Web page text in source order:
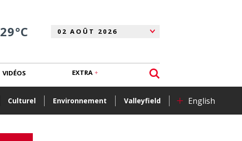
29°C
Culturel Environnement Valleyfield + English
VIDÉOS EXTRA